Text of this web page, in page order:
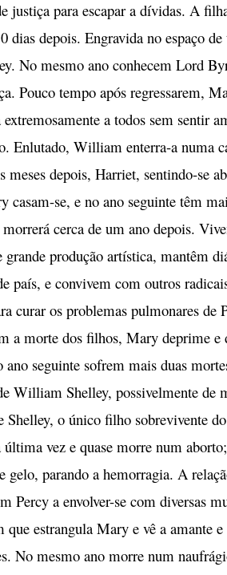
justiça para escapar a dívidas. A
dias depois. Engravida no espaço
No mesmo ano conhecem Lord
Pouco tempo após regressarem,
extremosamente a todos sem sentir
Enlutado, William enterra-a numa
meses depois, Harriet, sentindo-se
casam-se, e no ano seguinte têm
cerca de um ano depois.
produção artística, mantêm
país, e convivem com outros
curar os problemas pulmonares de
a morte dos filhos, Mary deprime e
seguinte sofrem mais duas
William Shelley, possivelmente de
Shelley, o único filho sobrevivente
vez e quase morre num
gelo, parando a hemorragia. A
Percy a envolver-se com diversas
que estrangula Mary e vê a amante
No mesmo ano morre num